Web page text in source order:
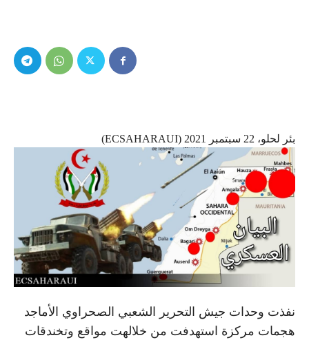
بئر لحلو، 22 سبتمبر 2021 (ECSAHARAUI)
نفذت وحدات جيش التحرير الشعبي الصحراوي الأماجد
هجمات مركزة استهدفت من خلالهت مواقع وتخندقات